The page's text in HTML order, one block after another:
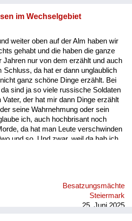
im Wechselgebiet
weiter oben auf der Alm haben wir
gehabt und die haben die ganze
Jahren nur von dem erzählt und auch
Schluss, da hat er dann unglaublich
ganz schöne Dinge erzählt. Bei
sind ja so viele russische Soldaten
der hat mir dann Dinge erzählt
seine Wahrnehmung oder sein
ich, auch hochbrisant noch
da hat man Leute verschwinden
und so. Und zwar, weil da hab ich
sich die Bauern dann getroffen, weil
Bauernhof, am nächs...
Besatzungsmächte
Steiermark
25. Juni 2025